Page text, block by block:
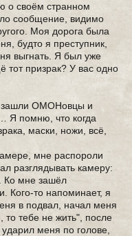
о своём странном
сообщение, видимо
Моя дорога была
будто я преступник,
выгнать. Я был уже
призрак? У вас одно
зашли ОМОНовцы и
Я помню, что когда
маски, ножи, всё,
мне распороли
разглядывать камеру:
Ко мне зашёл
Кого-то напоминает, я
в подвал, начал меня
то тебе не жить", после
меня по голове,